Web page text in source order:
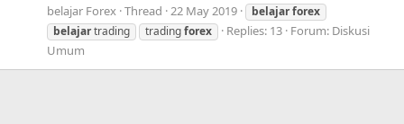
belajar Forex Thread 22 May 2019 belajarforex
belajartrading tradingforex Replies: 13 Forum: Diskusi
Umum